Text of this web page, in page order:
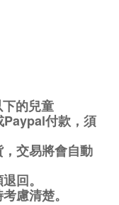
的兒童
付款，須
交易將會自動
回。
慮清楚。